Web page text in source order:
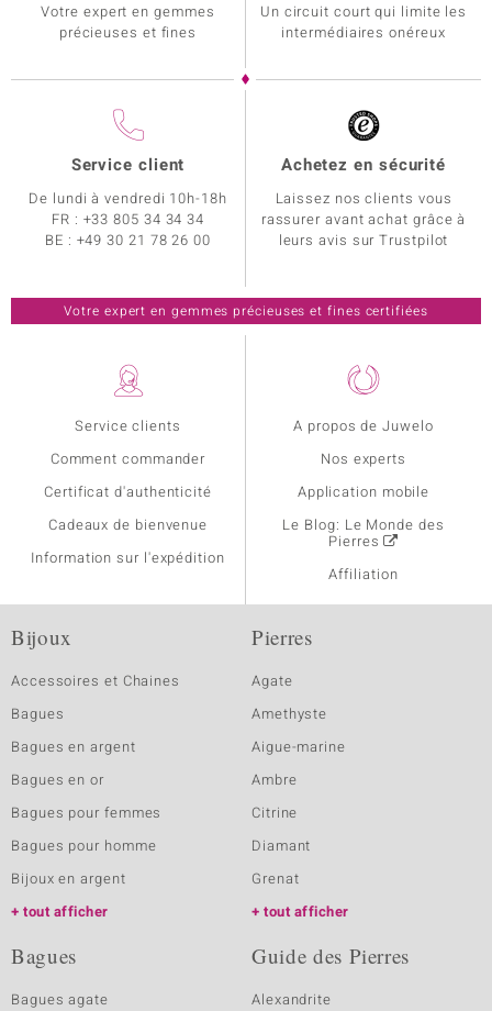
Service clients
Comment commander
Certificat d'authenticité
Cadeaux de bienvenue
Information sur l'expédition
A propos de Juwelo
Nos experts
Application mobile
Le Blog: Le Monde des
Pierres
Affiliation
Votre expert en gemmes
précieuses et fines
Un circuit court qui limite les
intermédiaires onéreux
Service client
De lundi à vendredi 10h-18h
FR : +33 805 34 34 34
BE : +49 30 21 78 26 00
Achetez en sécurité
Laissez nos clients vous
rassurer avant achat grâce à
leurs avis sur Trustpilot
Votre expert en gemmes précieuses et fines certifiées
Bijoux
Accessoires et Chaines
Bagues
Bagues en argent
Bagues en or
Bagues pour femmes
Bagues pour homme
Bijoux en argent
tout afficher
Pierres
Agate
Amethyste
Aigue-marine
Ambre
Citrine
Diamant
Grenat
tout afficher
Bagues
Bagues agate
Guide des Pierres
Alexandrite